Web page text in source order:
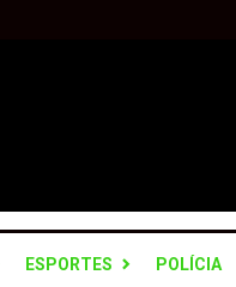
ESPORTES POLÍCIA